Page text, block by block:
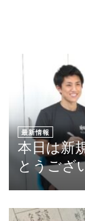
最新情報
本日は新
とうござ